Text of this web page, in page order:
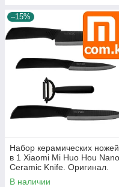
–15%
Набор керамических
в 1 Xiaomi Mi Huo Hou Nano
Ceramic Knife. Оригинал.
Арт.5923
В наличии